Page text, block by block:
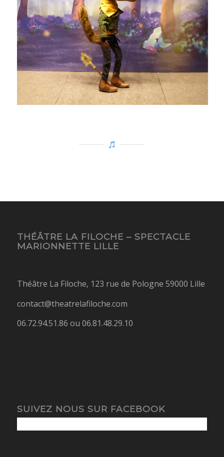
THÉÂTRE LA FILOCHE – SPECTACLE
MARIONNETTE LILLE
Théâtre La Filoche, 123 rue de Pologne 59000 Lille
contact@theatrelafiloche.com
06.72.94.51.86 ou 06.81.48.29.10
SUIVEZ NOUS SUR FACEBOOK